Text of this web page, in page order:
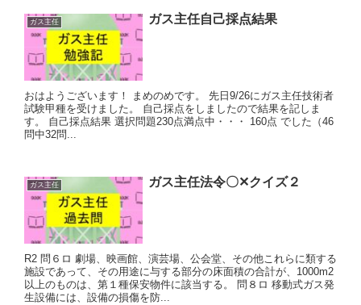
ガス主任 ガス主任自己採点結果
おはようございます！ まめのめです。 先日9/26にガス主任技術者
試験甲種を受けました。 自己採点をしましたので結果を記しま
す。 自己採点結果 選択問題230点満点中・・・ 160点 でした（46
問中32問...
ガス主任 ガス主任法令〇✕クイズ２
R2 問６ロ 劇場、映画館、演芸場、公会堂、その他これらに類する
施設であって、その用途に与する部分の床面積の合計が、1000m2
以上のものは、第１種保安物件に該当する。 問８ロ 移動式ガス発
生設備には、設備の損傷を防...